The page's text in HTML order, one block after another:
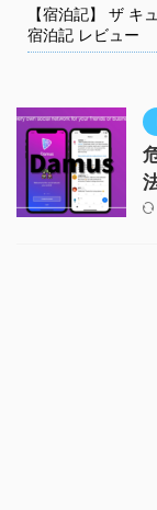
【宿泊記】 ザ キ
宿泊記 レビュー